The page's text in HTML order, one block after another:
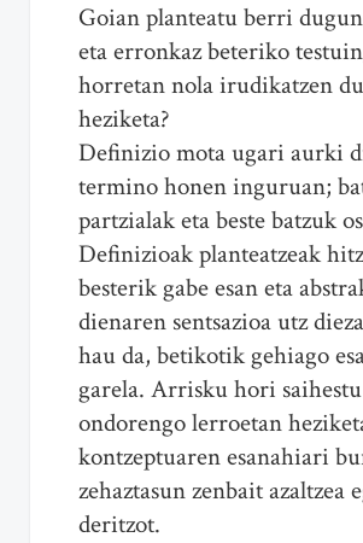
Goian planteatu berri
eta erronkaz beteriko
horretan nola irudikatzen
heziketa?
Definizio mota ugari aurki
termino honen inguruan;
partzialak eta beste batzuk
Definizioak planteatzeak
besterik gabe esan eta
dienaren sentsazioa utz
hau da, betikotik gehiago
garela. Arrisku hori saihestu
ondorengo lerroetan
kontzeptuaren esanahiari
zehaztasun zenbait azaltzea
deritzot.